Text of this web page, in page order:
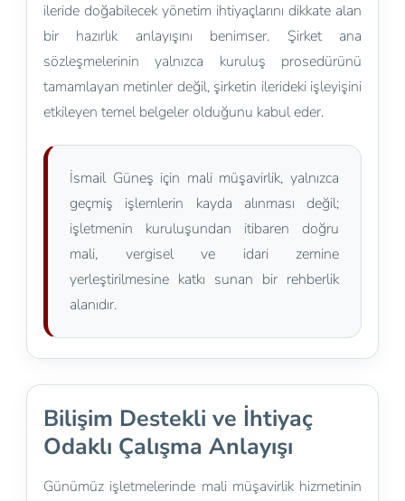
ileride doğabilecek yönetim ihtiyaçlarını dikkate alan
bir hazırlık anlayışını benimser. Şirket ana
sözleşmelerinin yalnızca kuruluş prosedürünü
tamamlayan metinler değil, şirketin ilerideki işleyişini
etkileyen temel belgeler olduğunu kabul eder.
İsmail Güneş için mali müşavirlik, yalnızca
geçmiş işlemlerin kayda alınması değil;
işletmenin kuruluşundan itibaren doğru
mali, vergisel ve idari zemine
yerleştirilmesine katkı sunan bir rehberlik
alanıdır.
Bilişim Destekli ve İhtiyaç
Odaklı Çalışma Anlayışı
Günümüz işletmelerinde mali müşavirlik hizmetinin